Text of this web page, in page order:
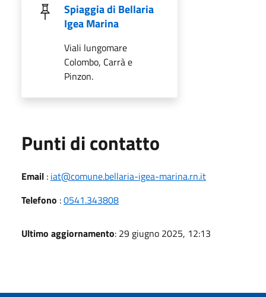
Spiaggia di Bellaria
Igea Marina
Viali lungomare
Colombo, Carrà e
Pinzon.
Punti di contatto
Email : iat@comune.bellaria-igea-marina.rn.it
Telefono :0541.343808
Ultimo aggiornamento: 29 giugno 2025, 12:13